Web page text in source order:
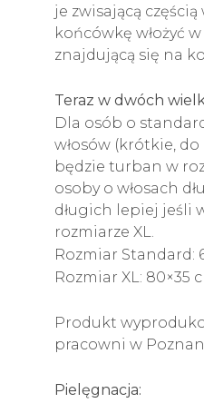
je zwisającą
końcówkę włożyć
znajdującą się na
Teraz w dwóch
Dla osób o
włosów (krótkie,
będzie turban w
osoby o włosach
długich lepiej jeśli
rozmiarze XL.
Rozmiar Standard:
Rozmiar XL: 80×35
Produkt
pracowni w
Pielęgnacja: